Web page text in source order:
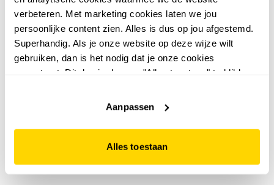
verbeteren. Met marketing cookies laten we jou
persoonlijke content zien. Alles is dus op jou afgestemd.
Superhandig. Als je onze website op deze wijze wilt
gebruiken, dan is het nodig dat je onze cookies
accepteert. Dit doe je door op "Alles toestaan" te klikken.
website niet optimaal functioneert.
Aanpassen
Alles toestaan
Hush Puppies
Hush Puppies leren
dames sandalen blauw
69 99
Skechers
Skechers Slip-ins: GO
WALK Flex Illuminate
sandalen groen
7499